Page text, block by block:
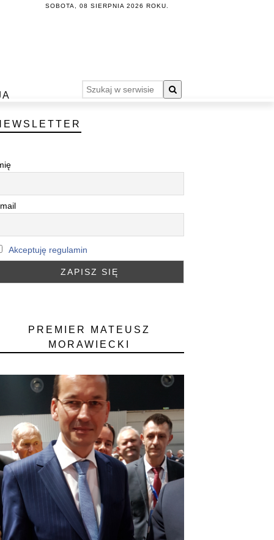
SOBOTA, 08 SIERPNIA 2026 ROKU.
Akceptuję regulamin
PREMIER MATEUSZ
MORAWIECKI